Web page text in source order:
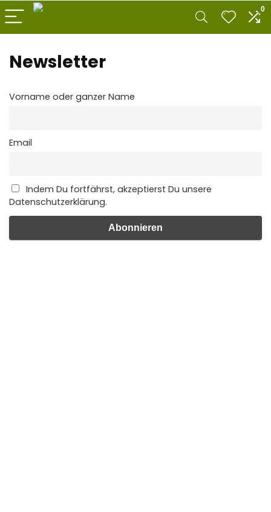
0
Newsletter
Vorname oder ganzer Name
Email
Indem Du fortfährst, akzeptierst Du unsere
Datenschutzerklärung.